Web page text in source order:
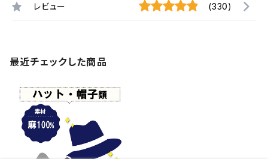
レビュー (330)
最近チェックした商品